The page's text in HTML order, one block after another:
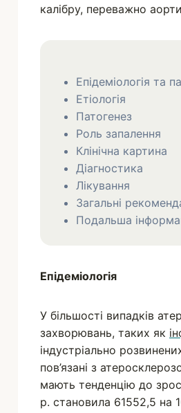
калібру, переважно аорти
Епідеміологія та
Етіологія
Патогенез
Роль запалення
Клінічна картина
Діагностика
Лікування
Загальні
Подальша
Епідеміологія
У більшості випадків
захворювань, таких як
індустріально
пов’язані з
мають тенденцію до
р. становила 61552,5 на